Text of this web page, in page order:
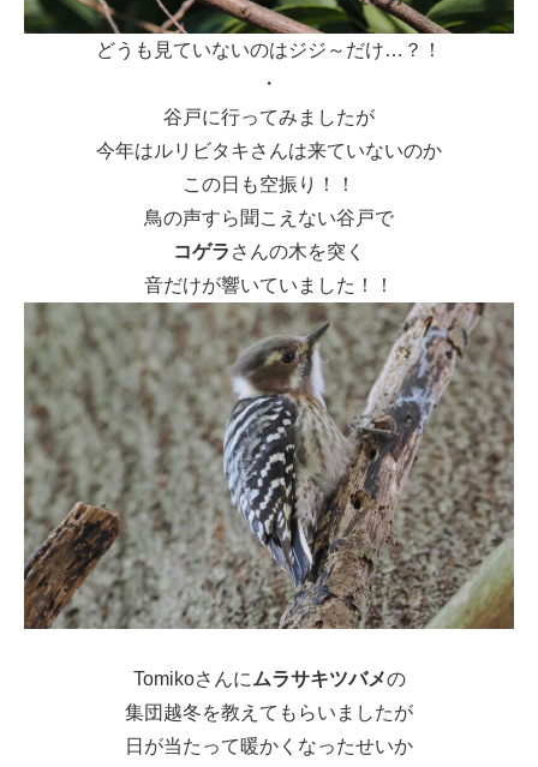
どうも見ていないのはジジ～だけ…？！
・
谷戸に行ってみましたが
今年はルリビタキさんは来ていないのか
この日も空振り！！
鳥の声すら聞こえない谷戸で
コゲラ さんの木を突く
音だけが響いていました！！
Tomikoさんにムラサキツバメの
集団越冬を教えてもらいましたが
日が当たって暖かくなったせいか